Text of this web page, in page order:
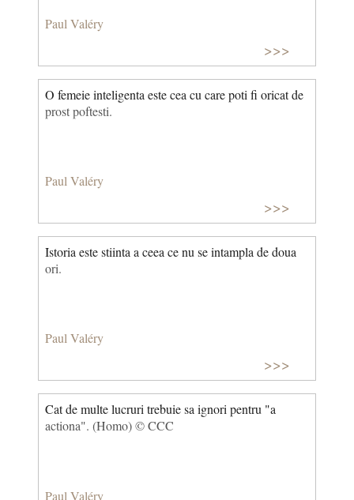
Paul Valéry
>>>
O femeie inteligenta este cea cu care poti fi oricat de
prost poftesti.
Paul Valéry
>>>
Istoria este stiinta a ceea ce nu se intampla de doua
ori.
Paul Valéry
>>>
Cat de multe lucruri trebuie sa ignori pentru "a
actiona". (Homo) © CCC
Paul Valéry